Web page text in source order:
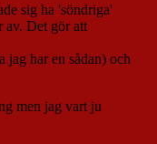
sig ha 'söndriga'
av. Det gör att
har en sådan) och
men jag vart ju